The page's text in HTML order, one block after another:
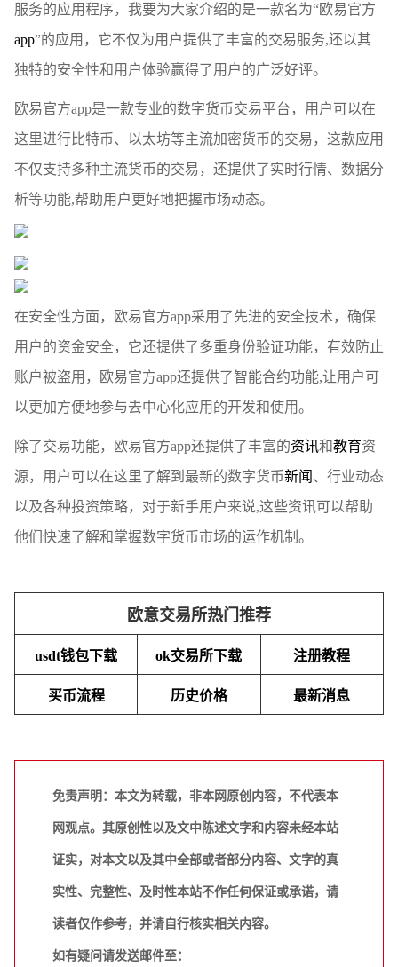
服务的应用程序，我要为大家介绍的是一款名为“欧易官方
app”的应用，它不仅为用户提供了丰富的交易服务,还以其
独特的安全性和用户体验赢得了用户的广泛好评。
欧易官方app是一款专业的数字货币交易平台，用户可以在
这里进行比特币、以太坊等主流加密货币的交易，这款应用
不仅支持多种主流货币的交易，还提供了实时行情、数据分
析等功能,帮助用户更好地把握市场动态。
在安全性方面，欧易官方app采用了先进的安全技术，确保
用户的资金安全，它还提供了多重身份验证功能，有效防止
账户被盗用，欧易官方app还提供了智能合约功能,让用户可
以更加方便地参与去中心化应用的开发和使用。
除了交易功能，欧易官方app还提供了丰富的资讯和教育资
源，用户可以在这里了解到最新的数字货币新闻 、行业动态
以及各种投资策略，对于新手用户来说,这些资讯可以帮助
他们快速了解和掌握数字货币市场的运作机制。
欧意交易所热门推荐
usdt钱包下载 ok交易所下载 注册教程
买币流程 历史价格 最新消息
免责声明：本文为转载，非本网原创内容，不代表本
网观点。其原创性以及文中陈述文字和内容未经本站
证实，对本文以及其中全部或者部分内容、文字的真
实性、完整性、及时性本站不作任何保证或承诺，请
读者仅作参考，并请自行核实相关内容。
如有疑问请发送邮件至：